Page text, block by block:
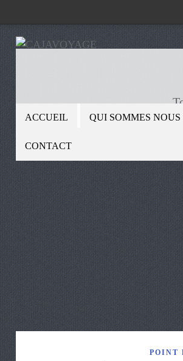
ACCUEIL QUI SOMMES NOUS
CONTACT
POINT